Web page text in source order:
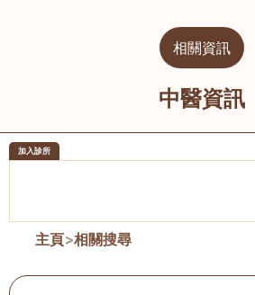
相關資訊
中醫資訊
加入診所
主頁>相關搜尋